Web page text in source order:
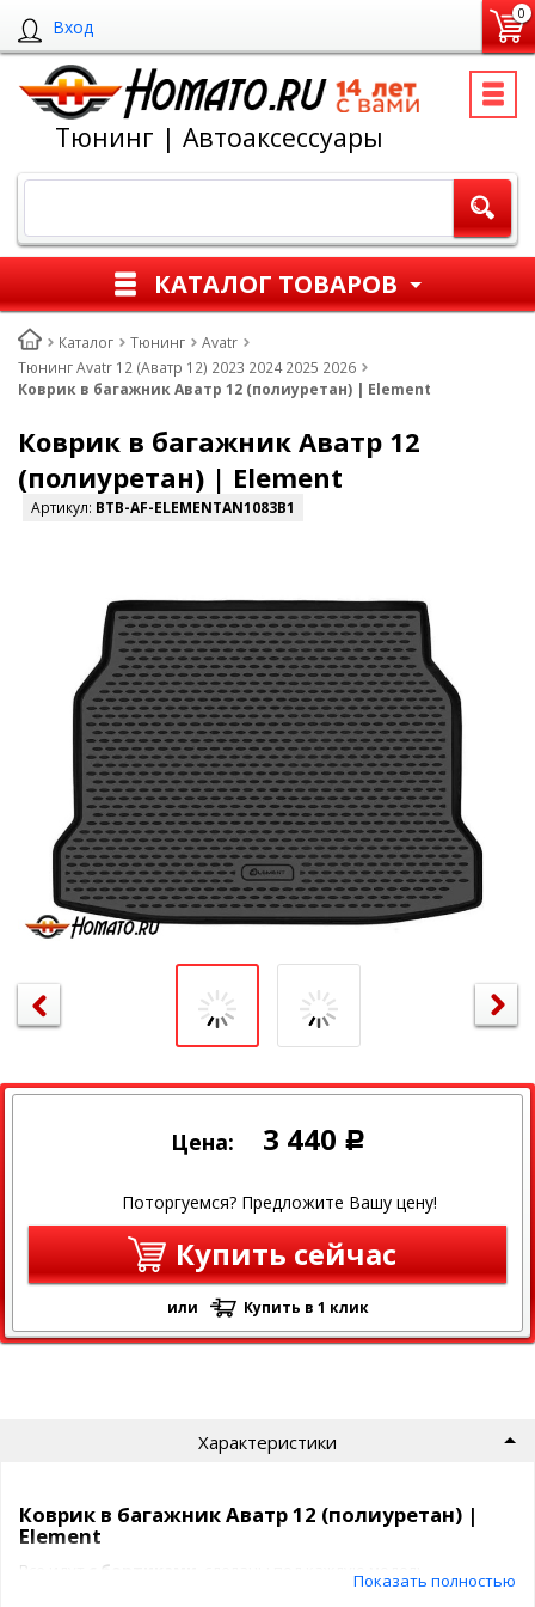
Вход
0
Тюнинг | Автоаксессуары
КАТАЛОГ ТОВАРОВ
Каталог Тюнинг
Avatr
Тюнинг Avatr 12 (Аватр 12) 2023 2024 2025 2026
Коврик в багажник Аватр 12 (полиуретан) | Element
Коврик в багажник Аватр 12
(полиуретан) | Element
Артикул: BTB-AF-ELEMENTAN1083B1
Цена: 3 440 Р
Поторгуемся? Предложите Вашу цену!
Купить сейчас
или Купить в 1 клик
Характеристики
Коврик в багажник Аватр 12 (полиуретан) |
Element
Все идут с бортиками Показать полностью